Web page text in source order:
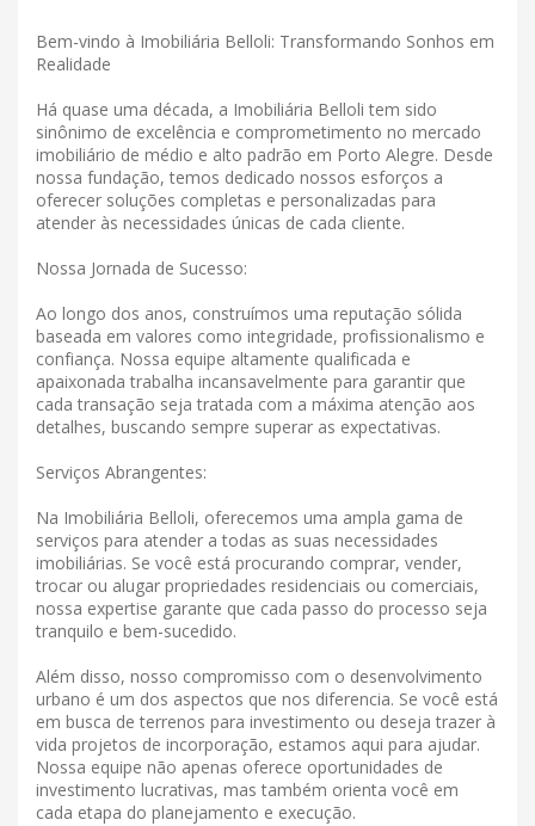
Bem-vindo à Imobiliária Belloli: Transformando Sonhos em
Realidade
Há quase uma década, a Imobiliária Belloli tem sido
sinônimo de excelência e comprometimento no mercado
imobiliário de médio e alto padrão em Porto Alegre. Desde
nossa fundação, temos dedicado nossos esforços a
oferecer soluções completas e personalizadas para
atender às necessidades únicas de cada cliente.
Nossa Jornada de Sucesso:
Ao longo dos anos, construímos uma reputação sólida
baseada em valores como integridade, profissionalismo e
confiança. Nossa equipe altamente qualificada e
apaixonada trabalha incansavelmente para garantir que
cada transação seja tratada com a máxima atenção aos
detalhes, buscando sempre superar as expectativas.
Serviços Abrangentes:
Na Imobiliária Belloli, oferecemos uma ampla gama de
serviços para atender a todas as suas necessidades
imobiliárias. Se você está procurando comprar, vender,
trocar ou alugar propriedades residenciais ou comerciais,
nossa expertise garante que cada passo do processo seja
tranquilo e bem-sucedido.
Além disso, nosso compromisso com o desenvolvimento
urbano é um dos aspectos que nos diferencia. Se você está
em busca de terrenos para investimento ou deseja trazer à
vida projetos de incorporação, estamos aqui para ajudar.
Nossa equipe não apenas oferece oportunidades de
investimento lucrativas, mas também orienta você em
cada etapa do planejamento e execução.